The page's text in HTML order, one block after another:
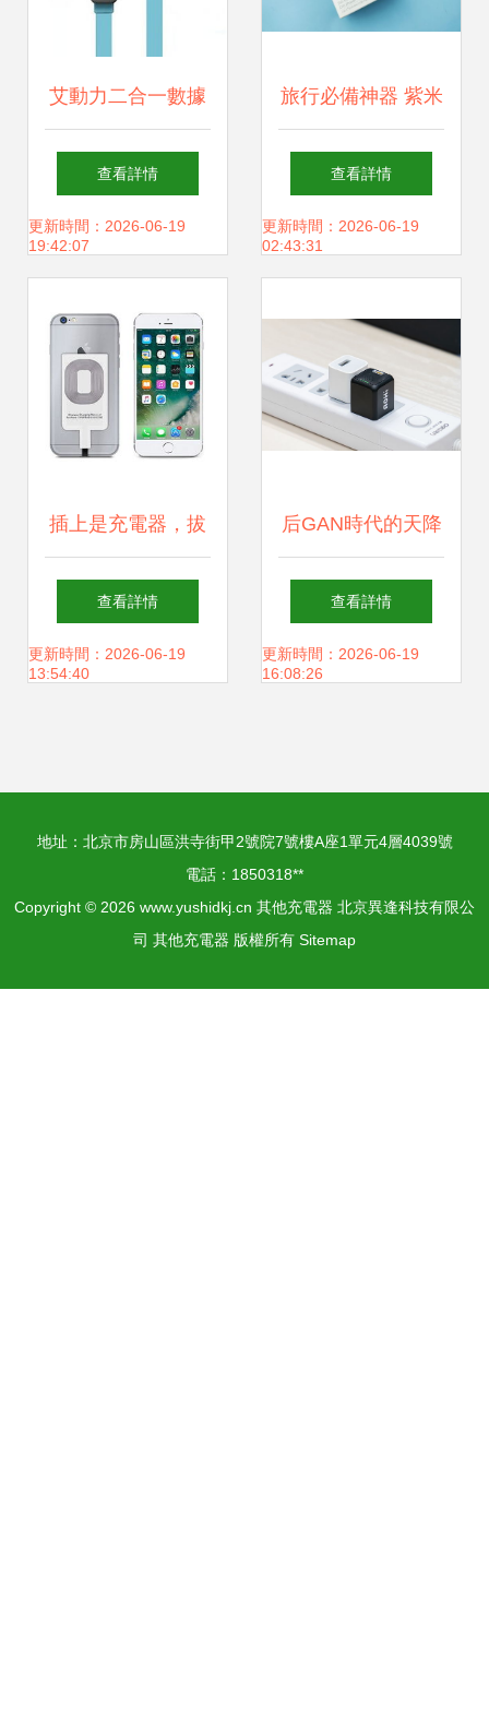
艾動力二合一數據
線評測 彩色設計與
多設備兼容的便捷
查看詳情
更新時間：2026-06-19
19:42:07
旅行必備神器 紫米
快充，一個充電器
走遍全球
查看詳情
更新時間：2026-06-19
02:43:31
插上是充電器，拔
出是充電寶，還能
無線充；這才是真
查看詳情
更新時間：2026-06-19
13:54:40
后GAN時代的天降
猛男 AOHI
MagCube 30W充
查看詳情
更新時間：2026-06-19
16:08:26
地址：北京市房山區洪寺街甲2號院7號樓A座1單元4層4039號
電話：1850318**
Copyright © 2026 www.yushidkj.cn 其他充電器 北京異逢科技有限公
司 其他充電器 版權所有 Sitemap